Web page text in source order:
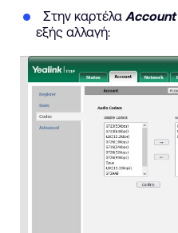
Στην καρτέλα Account
εξής αλλαγή: